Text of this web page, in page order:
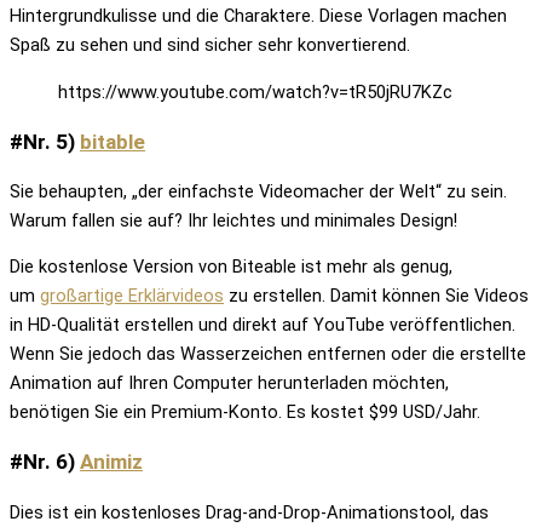
Hintergrundkulisse und die Charaktere. Diese Vorlagen machen
Spaß zu sehen und sind sicher sehr konvertierend.
https://www.youtube.com/watch?v=tR50jRU7KZc
#Nr. 5) bitable
Sie behaupten, „der einfachste Videomacher der Welt“ zu sein.
Warum fallen sie auf? Ihr leichtes und minimales Design!
Die kostenlose Version von Biteable ist mehr als genug,
um großartige Erklärvideos zu erstellen. Damit können Sie Videos
in HD-Qualität erstellen und direkt auf YouTube veröffentlichen.
Wenn Sie jedoch das Wasserzeichen entfernen oder die erstellte
Animation auf Ihren Computer herunterladen möchten,
benötigen Sie ein Premium-Konto. Es kostet $99 USD/Jahr.
#Nr. 6) Animiz
Dies ist ein kostenloses Drag-and-Drop-Animationstool, das